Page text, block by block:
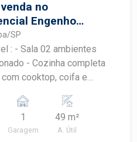
no
Engenho
SP
cooktop, coifa e
- lavanderia - 1 vaga.
1
Garagem
49 m²
A. Útil